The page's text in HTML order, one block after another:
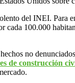
del INEI. Para
100.000
no
de construcción